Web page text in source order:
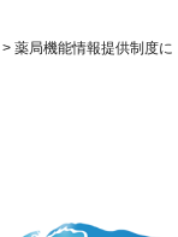
> 薬局機能情報提供制度に